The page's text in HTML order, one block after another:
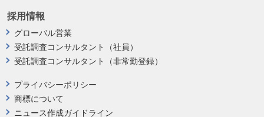
プライバシーポリシー
商標について
ニュース作成ガイドライン
採用情報
グローバル営業
受託調査コンサルタント（社員）
受託調査コンサルタント（非常勤登録）